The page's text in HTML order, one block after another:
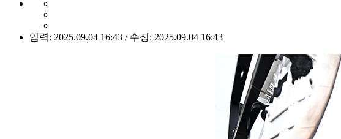
입력: 2025.09.04 16:43 / 수정: 2025.09.04 16:43